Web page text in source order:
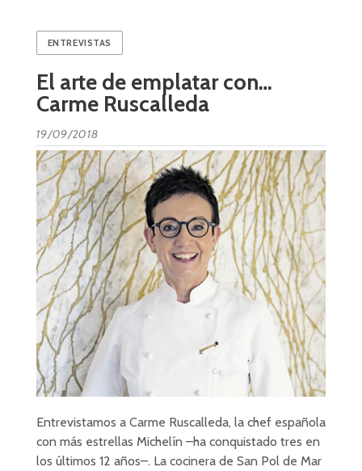
ENTREVISTAS
El arte de emplatar con…
Carme Ruscalleda
19/09/2018
Entrevistamos a Carme Ruscalleda, la chef española
con más estrellas Michelín –ha conquistado tres en
los últimos 12 años–. La cocinera de San Pol de Mar